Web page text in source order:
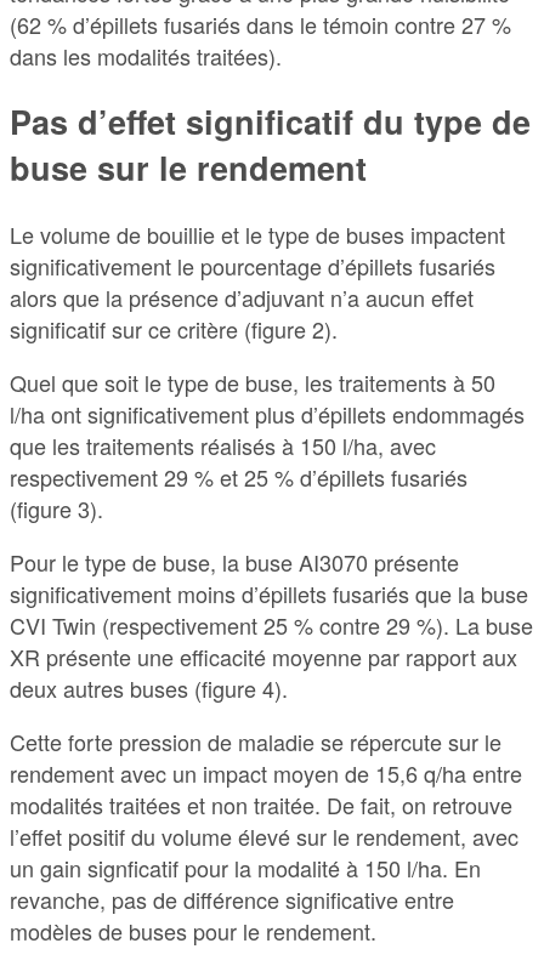
(62 % d’épillets fusariés dans le témoin contre 27 %
dans les modalités traitées).
Pas d’effet significatif du type de
buse sur le rendement
Le volume de bouillie et le type de buses impactent
significativement le pourcentage d’épillets fusariés
alors que la présence d’adjuvant n’a aucun effet
significatif sur ce critère (figure 2).
Quel que soit le type de buse, les traitements à 50
l/ha ont significativement plus d’épillets endommagés
que les traitements réalisés à 150 l/ha, avec
respectivement 29 % et 25 % d’épillets fusariés
(figure 3).
Pour le type de buse, la buse AI3070 présente
significativement moins d’épillets fusariés que la buse
CVI Twin (respectivement 25 % contre 29 %). La buse
XR présente une efficacité moyenne par rapport aux
deux autres buses (figure 4).
Cette forte pression de maladie se répercute sur le
rendement avec un impact moyen de 15,6 q/ha entre
modalités traitées et non traitée. De fait, on retrouve
l’effet positif du volume élevé sur le rendement, avec
un gain signficatif pour la modalité à 150 l/ha. En
revanche, pas de différence significative entre
modèles de buses pour le rendement.